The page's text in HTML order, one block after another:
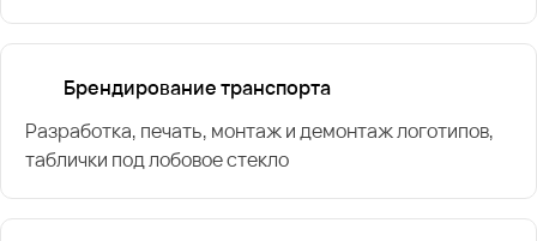
Брендирование транспорта
Разработка, печать, монтаж и демонтаж логотипов,
таблички под лобовое стекло